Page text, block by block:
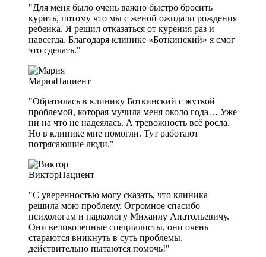
"Для меня было очень важно быстро бросить
курить, потому что мы с женой ожидали рождения
ребенка. Я решил отказаться от курения раз и
навсегда. Благодаря клинике «Боткинский» я смог
это сделать."
МарияПациент
"Обратилась в клинику Боткинский с жуткой
проблемой, которая мучила меня около года… Уже
ни на что не надеялась. А тревожность всё росла.
Но в клинике мне помогли. Тут работают
потрясающие люди."
ВикторПациент
"С уверенностью могу сказать, что клиника
решила мою проблему. Огромное спасибо
психологам и наркологу Михаилу Анатольевичу.
Они великолепные специалисты, они очень
стараются вникнуть в суть проблемы,
действительно пытаются помочь!"